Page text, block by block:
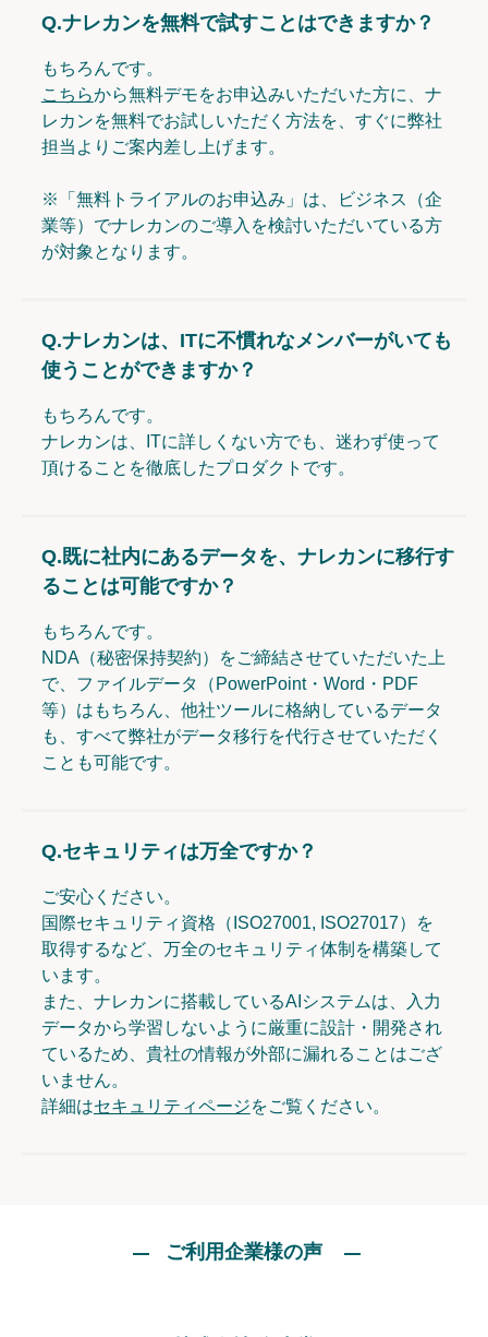
Q.ナレカンを無料で試すことはできますか？
もちろんです。
こちらから無料デモをお申込みいただいた方に、ナ
レカンを無料でお試しいただく方法を、すぐに弊社
担当よりご案内差し上げます。
※「無料トライアルのお申込み」は、ビジネス（企
業等）でナレカンのご導入を検討いただいている方
が対象となります。
Q.ナレカンは、ITに不慣れなメンバーがいても
使うことができますか？
もちろんです。
ナレカンは、ITに詳しくない方でも、迷わず使って
頂けることを徹底したプロダクトです。
Q.既に社内にあるデータを、ナレカンに移行す
ることは可能ですか？
もちろんです。
NDA（秘密保持契約）をご締結させていただいた上
で、ファイルデータ（PowerPoint・Word・PDF
等）はもちろん、他社ツールに格納しているデータ
も、すべて弊社がデータ移行を代行させていただく
ことも可能です。
Q.セキュリティは万全ですか？
ご安心ください。
国際セキュリティ資格（ISO27001, ISO27017）を
取得するなど、万全のセキュリティ体制を構築して
います。
また、ナレカンに搭載しているAIシステムは、入力
データから学習しないように厳重に設計・開発され
ているため、貴社の情報が外部に漏れることはござ
いません。
詳細はセキュリティページをご覧ください。
ご利用企業様の声